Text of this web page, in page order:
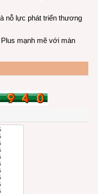
nỗ lực phát triển thương
mạnh mẽ với màn